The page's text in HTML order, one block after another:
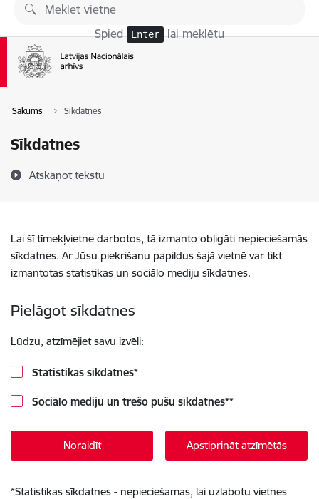
Pāriet uz lapas saturu
Spied Enter lai meklētu
Sākums Sīkdatnes
Sīkdatnes
Atskaņot tekstu
Lai šī tīmekļvietne darbotos, tā izmanto obligāti nepieciešamās
sīkdatnes. Ar Jūsu piekrišanu papildus šajā vietnē var tikt
izmantotas statistikas un sociālo mediju sīkdatnes.
Pielāgot sīkdatnes
Lūdzu, atzīmējiet savu izvēli:
Statistikas sīkdatnes*
Sociālo mediju un trešo pušu sīkdatnes**
Noraidīt Apstiprināt atzīmētās
*Statistikas sīkdatnes - nepieciešamas, lai uzlabotu vietnes